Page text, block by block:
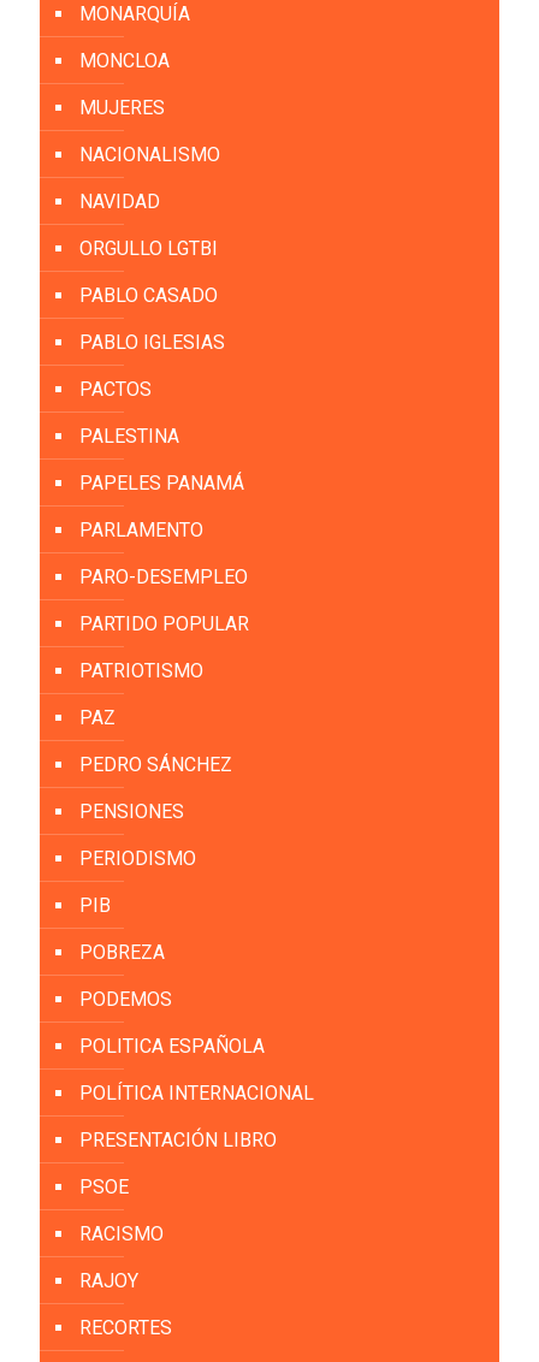
MONARQUÍA
MONCLOA
MUJERES
NACIONALISMO
NAVIDAD
ORGULLO LGTBI
PABLO CASADO
PABLO IGLESIAS
PACTOS
PALESTINA
PAPELES PANAMÁ
PARLAMENTO
PARO-DESEMPLEO
PARTIDO POPULAR
PATRIOTISMO
PAZ
PEDRO SÁNCHEZ
PENSIONES
PERIODISMO
PIB
POBREZA
PODEMOS
POLITICA ESPAÑOLA
POLÍTICA INTERNACIONAL
PRESENTACIÓN LIBRO
PSOE
RACISMO
RAJOY
RECORTES